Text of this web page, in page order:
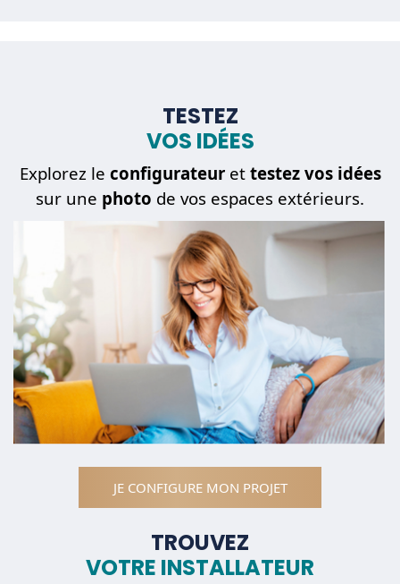
TESTEZ
VOS IDÉES
Explorez le configurateuret testez vos idées
sur une photo de vos espaces extérieurs.
JE CONFIGURE MON PROJET
TROUVEZ
VOTRE INSTALLATEUR